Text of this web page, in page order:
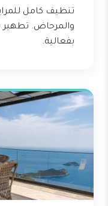
تنظيف كامل
والمرحاض. تطهير
بفعالية.